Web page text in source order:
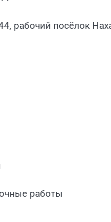
рабочий посёлок
работы